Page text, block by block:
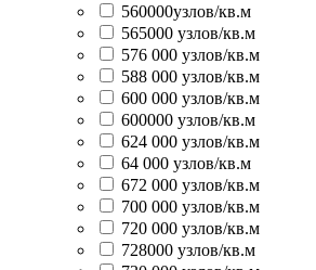
560000узлов/кв.м
565000 узлов/кв.м
576 000 узлов/кв.м
588 000 узлов/кв.м
600 000 узлов/кв.м
600000 узлов/кв.м
624 000 узлов/кв.м
64 000 узлов/кв.м
672 000 узлов/кв.м
700 000 узлов/кв.м
720 000 узлов/кв.м
728000 узлов/кв.м